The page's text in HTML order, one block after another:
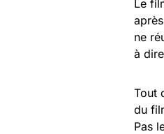
Le
ne
à
Tout
du
Pas